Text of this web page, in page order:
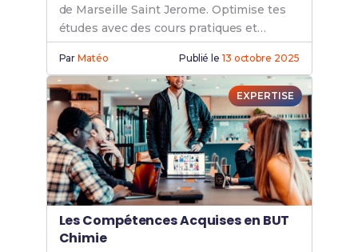
de Marseille Saint Jerome. Optimise tes
études avec des cours pratiques et
théoriques pour une carrière
prometteuse.
ParMatéo Publié le 13 octobre 2025
EXPERTISE
Les Compétences Acquises en BUT
Chimie